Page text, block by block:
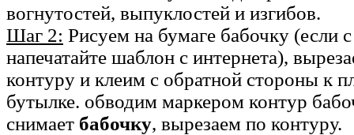
вогнутостей, выпуклостей и изгибов.
Шаг 2: Рисуем на бумаге бабочку (если
напечатайте шаблон с интернета),
контуру и клеим с обратной стороны к
бутылке. обводим маркером контур
снимает бабочку, вырезаем по контуру.